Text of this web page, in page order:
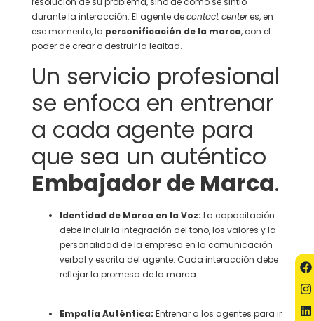
durante la interacción. El agente decontact centeres, en
ese momento, la personificación de la marca, con el
poder de crear o destruir la lealtad.
Un servicio profesional
se enfoca en entrenar
a cada agente para
que sea un auténtico
Embajador de Marca.
Identidad de Marca en la Voz: La capacitación
debe incluir la integración del tono, los valores y la
personalidad de la empresa en la comunicación
verbal y escrita del agente. Cada interacción debe
reflejar la promesa de la marca.
Empatía Auténtica: Entrenar a los agentes para ir